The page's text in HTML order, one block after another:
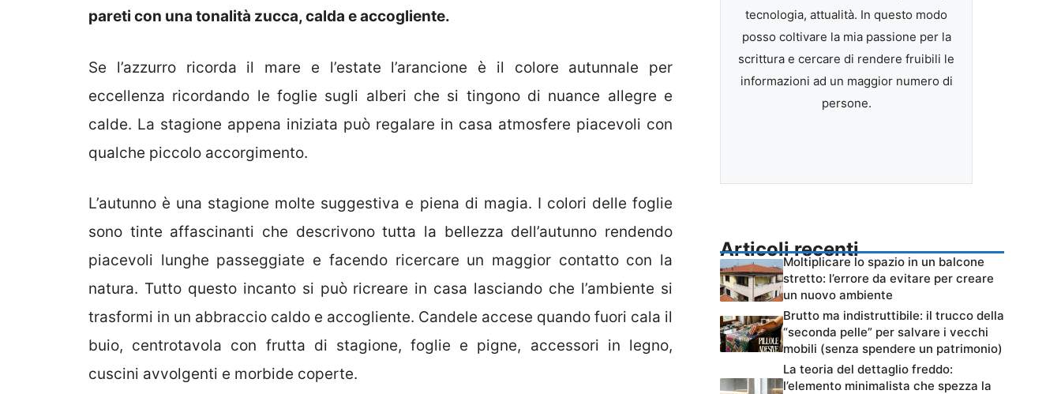
pareti con una tonalità zucca, calda e accogliente.
Se l’azzurro ricorda il mare e l’estate l’arancione è il colore autunnale per
eccellenza ricordando le foglie sugli alberi che si tingono di nuance allegre e
calde. La stagione appena iniziata può regalare in casa atmosfere piacevoli con
qualche piccolo accorgimento.
L’autunno è una stagione molte suggestiva e piena di magia. I colori delle foglie
sono tinte affascinanti che descrivono tutta la bellezza dell’autunno rendendo
piacevoli lunghe passeggiate e facendo ricercare un maggior contatto con la
natura. Tutto questo incanto si può ricreare in casa lasciando che l’ambiente si
trasformi in un abbraccio caldo e accogliente. Candele accese quando fuori cala il
buio, centrotavola con frutta di stagione, foglie e pigne, accessori in legno,
cuscini avvolgenti e morbide coperte.
tecnologia, attualità. In questo modo
posso coltivare la mia passione per la
scrittura e cercare di rendere fruibili le
informazioni ad un maggior numero di
persone.
Articoli recenti
Moltiplicare lo spazio in un balcone
stretto: l’errore da evitare per creare
un nuovo ambiente
Brutto ma indistruttibile: il trucco della
“seconda pelle” per salvare i vecchi
mobili (senza spendere un patrimonio)
La teoria del dettaglio freddo:
l’elemento minimalista che spezza la